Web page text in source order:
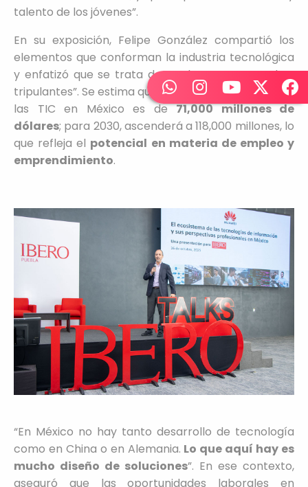
talento de los jóvenes”.
En su exposición, Felipe González compartió los
elementos que conforman la industria tecnológica
y enfatizó que se trata de “un barco con muchos
tripulantes”. Se estima que el valor de la industria de
las TIC en México es de71,000 millones de
dólares; para 2030, ascenderá a 118,000 millones, lo
que refleja el potencial en materia de empleo y
emprendimiento.
“En México no hay tanto desarrollo de tecnología
como en China o en Alemania. Lo que aquí hay es
mucho diseño de soluciones”. En ese contexto,
aseguró que las oportunidades laborales en